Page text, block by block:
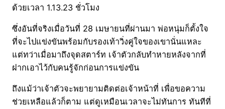
ด้วยเวลา 1.13.23 ชั่วโมง
ซึ่งอันที่จริงเมื่อวันที่ 28 เมษายนที่ผ่านมา พ่อหนุ่มก็ตั้งใจ
ที่จะไปแข่งขันพร้อมกับรองเท้าวิ่งคู่ใจของเขานั่นแหละ
แต่ทว่าเมื่อมาถึงจุดสตาร์ท เจ้าตัวกลับทำหายหลังจากที่
ฝากเอาไว้กับคนรู้จักก่อนการแข่งขัน
ถึงแม้ว่าเจ้าตัวจะพยายามติดต่อเจ้าหน้าที่ เพื่อขอความ
ช่วยเหลือแล้วก็ตาม แต่ดูเหมือนเวลาจะไม่ทันการ ทันทีที่